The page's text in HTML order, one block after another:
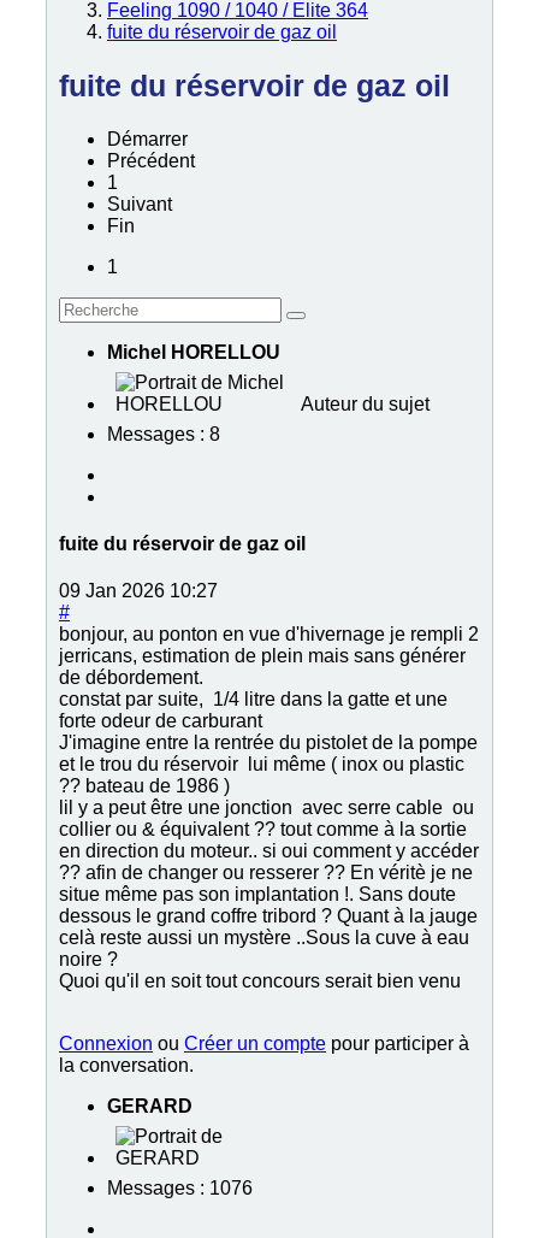
Feeling 1090 / 1040 / Elite 364
fuite du réservoir de gaz oil
fuite du réservoir de gaz oil
Démarrer
Précédent
1
Suivant
Fin
1
Michel HORELLOU
Auteur du sujet
Messages : 8
fuite du réservoir de gaz oil
09 Jan 2026 10:27
#
bonjour, au ponton en vue d'hivernage je rempli 2
jerricans, estimation de plein mais sans générer
de débordement.
constat par suite, 1/4 litre dans la gatte et une
forte odeur de carburant
J'imagine entre la rentrée du pistolet de la pompe
et le trou du réservoir lui même ( inox ou plastic
?? bateau de 1986 )
lil y a peut être une jonction avec serre cable ou
collier ou & équivalent ?? tout comme à la sortie
en direction du moteur.. si oui comment y accéder
?? afin de changer ou resserer ?? En véritè je ne
situe même pas son implantation !. Sans doute
dessous le grand coffre tribord ? Quant à la jauge
celà reste aussi un mystère ..Sous la cuve à eau
noire ?
Quoi qu'il en soit tout concours serait bien venu
Connexion ou Créer un compte pour participer à
la conversation.
GERARD
Messages : 1076